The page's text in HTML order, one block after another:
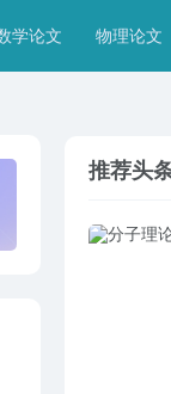
学论文 物理论文
推荐头